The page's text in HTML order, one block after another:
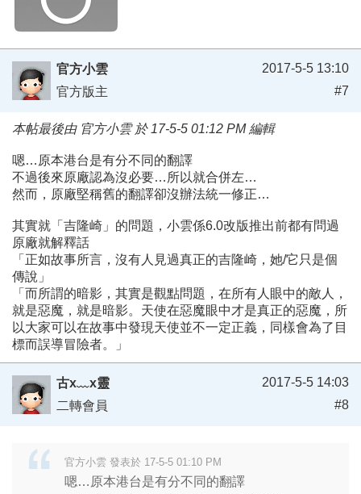
官方小雲
官方版主
2017-5-5 13:10
#7
本帖最後由 官方小雲 於 17-5-5 01:12 PM 編輯
嗯…原本港台是有分不同的翻譯
不過後來原廠認為沒必要…所以就合併左…
然而，原廠堅稱舊的翻譯卻沒辦法統一修正…
其實就「吉隆崎」的問題，小雲係6.0改版推出前都有問過
原廠就解釋話
「正如故事所言，沒有人見過真正的吉隆崎，她/它只是個
傳說」
「而所謂的暗影，其實是觀點問題，在所有人眼中的敵人，
就是惡魔，就是暗影。天使在惡魔眼中才是真正的惡魔，所
以大家可以在故事中發現天使並不一定正義，同樣會為了目
標而誤導冒險者。」
古x﹏x靈
二轉會員
2017-5-5 14:03
#8
官方小雲 發表於 17-5-5 01:10 PM
嗯…原本港台是有分不同的翻譯